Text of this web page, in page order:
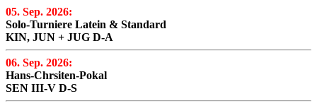
05. Sep. 2026:
Solo-Turniere Latein & Standard
KIN, JUN + JUG D-A
06. Sep. 2026:
Hans-Chrsiten-Pokal
SEN III-V D-S